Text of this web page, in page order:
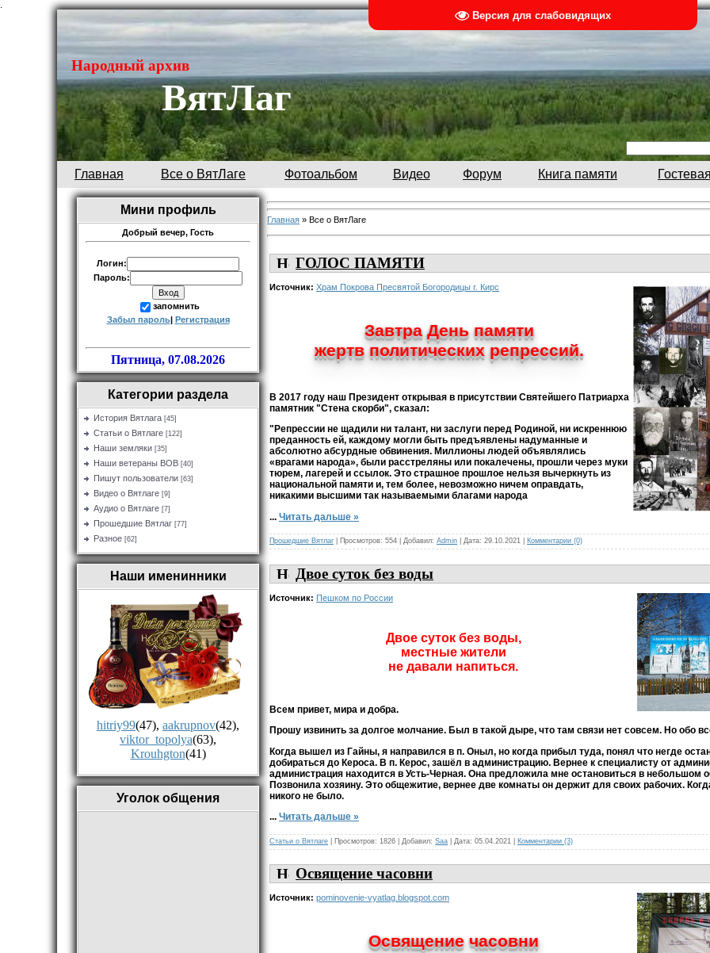
Версия для слабовидящих
Народный архив
ВятЛаг
Главная Все о ВятЛаге Фотоальбом Видео Форум Книга памяти
Мини профиль
Добрый вечер, Гость
Логин:
Пароль:
запомнить
Забыл пароль| Регистрация
Пятница, 07.08.2026
Категории раздела
История Вятлага [45]
Статьи о Вятлаге [122]
Наши земляки [35]
Наши ветераны ВОВ [40]
Пишут пользователи [63]
Видео о Вятлаге [9]
Аудио о Вятлаге [7]
Прошедшие Вятлаг [77]
Разное [62]
Наши именинники
hitriy99(47), aakrupnov(42),
viktor_topolya(63),
Krouhgton(41)
Уголок общения
Главная » Все о ВятЛаге
ГОЛОС ПАМЯТИ
Источник: Храм Покрова Пресвятой Богородицы г. Кирс
Завтра День памяти
жертв политических репрессий.
В 2017 году наш Президент открывая в присутствии Святейшего Патриарха
памятник "Стена скорби", сказал:
"Репрессии не щадили ни талант, ни заслуги перед Родиной, ни искреннюю
преданность ей, каждому могли быть предъявлены надуманные и
абсолютно абсурдные обвинения. Миллионы людей объявлялись
«врагами народа», были расстреляны или покалечены, прошли через муки
тюрем, лагерей и ссылок. Это страшное прошлое нельзя вычеркнуть из
национальной памяти и, тем более, невозможно ничем оправдать,
никакими высшими так называемыми благами народа
... Читать дальше »
Прошедшие Вятлаг | Просмотров: 554 | Добавил: Admin | Дата: 29.10.2021 Комментарии (0)
Двое суток без воды
Источник: Пешком по России
Двое суток без воды,
местные жители
не давали напиться.
Всем привет, мира и добра.
Прошу извинить за долгое молчание. Был в такой дыре, что там связи нет совсем. Но обо
Когда вышел из Гайны, я направился в п. Оныл, но когда прибыл туда, понял что негде
добираться до Кероса. В п. Керос, зашёл в администрацию. Вернее к специалисту от
администрация находится в Усть-Черная. Она предложила мне остановиться в небольшом
Позвонила хозяину. Это общежитие, вернее две комнаты он держит для своих рабочих.
никого не было.
... Читать дальше »
Статьи о Вятлаге | Просмотров: 1826 | Добавил: Saa | Дата: 05.04.2021 Комментарии (3)
Освящение часовни
Источник: pominovenie-vyatlag.blogspot.com
Освящение часовни